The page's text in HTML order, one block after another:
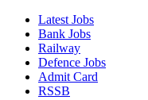
Latest Jobs
Bank Jobs
Railway
Defence Jobs
Admit Card
RSSB